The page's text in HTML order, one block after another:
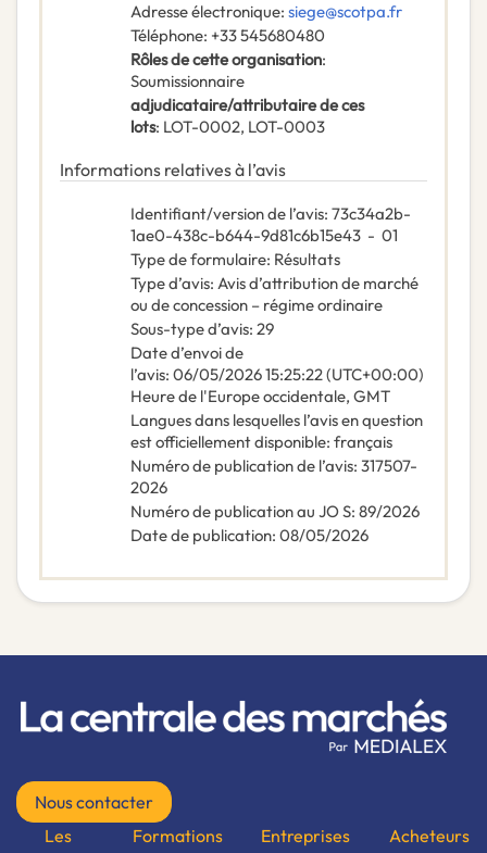
Adresse électronique: siege@scotpa.fr
Téléphone: +33 545680480
Rôles de cette organisation:
Soumissionnaire
adjudicataire/attributaire de ces
lots: LOT-0002, LOT-0003
Informations relatives à l’avis
Identifiant/version de l’avis: 73c34a2b-
1ae0-438c-b644-9d81c6b15e43 - 01
Type de formulaire: Résultats
Type d’avis: Avis d’attribution de marché
ou de concession – régime ordinaire
Sous-type d’avis: 29
Date d’envoi de
l’avis: 06/05/202615:25:22 (UTC+00:00)
Heure de l'Europe occidentale, GMT
Langues dans lesquelles l’avis en question
est officiellement disponible: français
Numéro de publication de l’avis: 317507-
2026
Numéro de publication au JO S: 89/2026
Date de publication: 08/05/2026
Nous contacter
Les
Formations Entreprises Acheteurs